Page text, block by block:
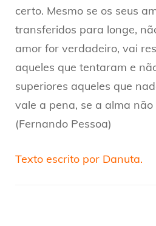
certo. Mesmo se os seus
transferidos para longe,
amor for verdadeiro, vai
aqueles que tentaram e
superiores aqueles que
vale a pena, se a alma não
(Fernando Pessoa)
Texto escrito por Danuta.